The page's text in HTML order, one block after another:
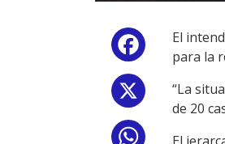
Facebook
WhatsApp
El
para la
“La
de 20